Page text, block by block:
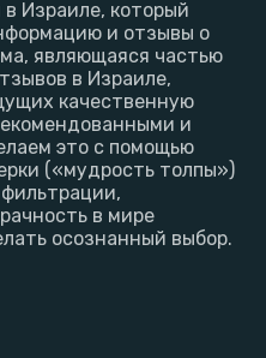
Израиле, который
и отзывы о
являющаяся частью
в Израиле,
качественную
и
это с помощью
(«мудрость толпы»)
в мире
осознанный выбор.